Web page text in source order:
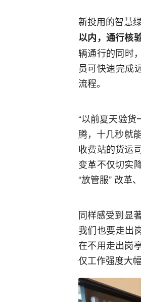
新投用的智慧
以内，通行核
辆通行的同时
员可快速完成
流程。
“以前夏天验
腾，十几秒就
收费站的货运
变革不仅切实
“放管服” 改革
同样感受到显
我们也要走出
在不用走出岗
仅工作强度大